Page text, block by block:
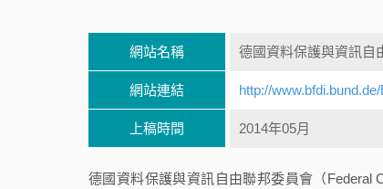
網站名稱 德國資料保護與資訊自
網站連結 http://
上稿時間 2014年05月
德國資料保護與資訊自由聯邦委員會（Federal